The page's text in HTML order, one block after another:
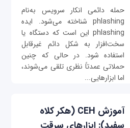
حمله دائمی انکار سرویس به‌نام
phlashing شناخته می‌شود. ایده
phlashing این است که دستگاه یا
سخت‌افزار به شکل دائم غیرقابل
استفاده شود. در حالی که چنین
حملاتی عمدتاً نظری تلقی می‌شوند،
اما ابزارهایی...
آموزش CEH (هکر کلاه